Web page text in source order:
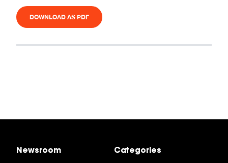
DOWNLOAD AS PDF
Newsroom Categories